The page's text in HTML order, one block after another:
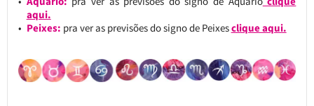
aqui.
Peixes: pra ver as previsões do signo de Peixesclique aqui.